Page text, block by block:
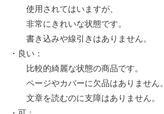
使用されてはいますが、
非常にきれいな状態です。
書き込みや線引きはありません。
・良い：
比較的綺麗な状態の商品です。
ページやカバーに欠品はありません。
文章を読むのに支障はありません。